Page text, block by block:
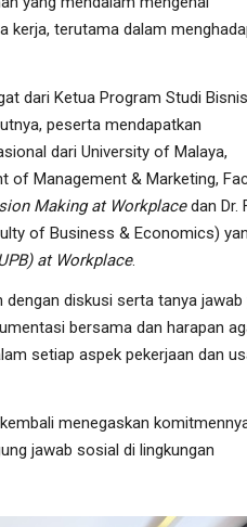
kerja, terutama dalam
dari Ketua Program Studi Bisnis
peserta mendapatkan
dari University of Malaya,
of Management & Marketing,
Making at Workplacedan Dr.
of Business & Economics)
at Workplace.
diskusi serta tanya jawab
bersama dan harapan
setiap aspek pekerjaan dan
menegaskan
jawab sosial di lingkungan